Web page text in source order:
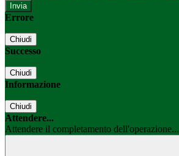
Errore
Chiudi
Successo
Chiudi
Informazione
Chiudi
Attendere...
Attendere il completamento dell'operazione...